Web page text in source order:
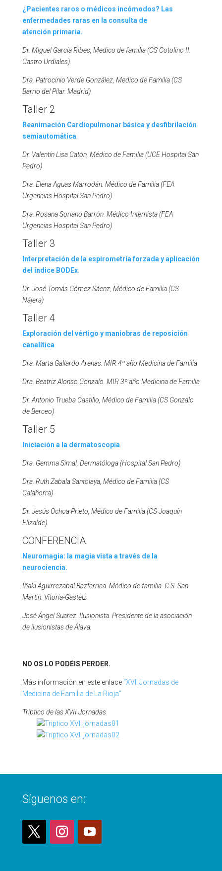
¿Pacientes raros o médicos incómodos? Las
enfermedades raras en la consulta de
atención primaria.
Dr. Miguel García Ribes, Medico de familia (CS Cotolino II.
Castro Urdiales).
Dra. Patrocinio Verde González, Medico de Familia (CS
Barrio del Pilar. Madrid).
Taller 2
Reanimación Cardiopulmonar básica y desfibrilación
semiautomática
Dr. Valentín Lisa Catón, Médico de Familia (UCE Hospital San
Pedro)
Dra. Elena Aguas Marrodán. Médico de Familia (FEA
Urgencias Hospital San Pedro)
Dra. Rosana Soriano Barrón. Médico Internista (FEA
Urgencias Hospital San Pedro)
Taller 3
Interpretación de la espirometría forzada y aplicación
del índice BODEx.
Dr. José Tomás Gómez Sáenz, Médico de Familia (CS
Nájera)
Taller 4
Exploración del vértigo y maniobras de reposición
canalítica
Dra. Marta Gallardo Arenas. MIR 4º año Medicina de Familia
Dra. Beatriz Alonso Gonzalo. MIR 3º año Medicina de Familia
Dr. Antonio Trueba Castillo, Médico de Familia (CS Gonzalo
de Berceo)
Taller 5
Iniciación a la dermatoscopia
Dra. Gemma Simal, Dermatóloga (Hospital San Pedro)
Dra. Ruth Zabala Santolaya, Médico de Familia (CS
Calahorra)
Dr. Jesús Ochoa Prieto, Médico de Familia (CS Joaquín
Elizalde)
CONFERENCIA.
Neuromagia: la magia vista a través de la
neurociencia.
Iñaki Aguirrezabal Bazterrica. Médico de familia. C S. San
Martín. Vitoria-Gasteiz.
José Ángel Suarez. Ilusionista. Presidente de la asociación
de ilusionistas de Álava.
NO OS LO PODÉIS PERDER.
Más información en este enlace “XVII Jornadas de
Medicina de Familia de La Rioja”
Tríptico de las XVII Jornadas
Síguenos en: